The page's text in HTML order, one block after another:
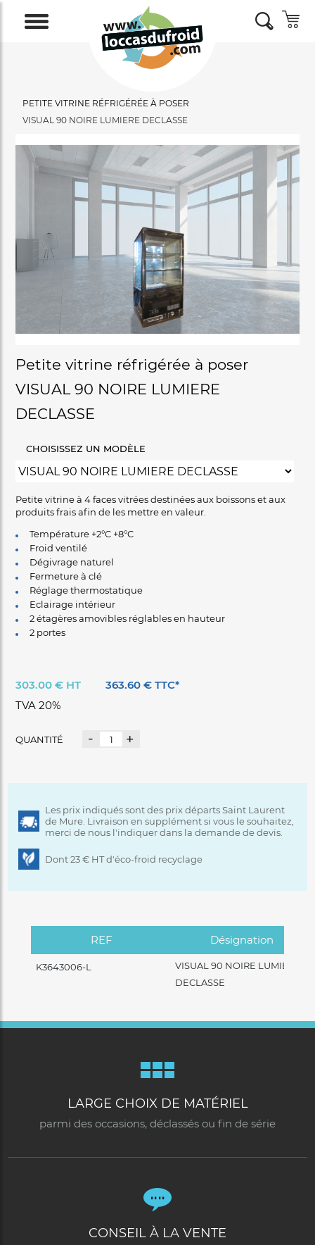
PETITE VITRINE RÉFRIGÉRÉE À POSER
VISUAL 90 NOIRE LUMIERE DECLASSE
Petite vitrine réfrigérée à poser
VISUAL 90 NOIRE LUMIERE
DECLASSE
CHOISISSEZ UN MODÈLE
Petite vitrine à 4 faces vitrées destinées aux boissons et aux
produits frais afin de les mettre en valeur.
Température +2°C +8°C
Froid ventilé
Dégivrage naturel
Fermeture à clé
Réglage thermostatique
Eclairage intérieur
2 étagères amovibles réglables en hauteur
2 portes
303.00 € HT
363.60 € TTC*
TVA 20%
+
QUANTITÉ -
Les prix indiqués sont des prix départs Saint Laurent
de Mure. Livraison en supplément si vous le souhaitez,
merci de nous l'indiquer dans la demande de devis.
Dont 23 € HT d'éco-froid recyclage
REF Désignation
K3643006-L
VISUAL 90 NOIRE LUMIERE
DECLASSE
LARGE CHOIX DE MATÉRIEL
parmi des occasions, déclassés ou fin de série
CONSEIL À LA VENTE